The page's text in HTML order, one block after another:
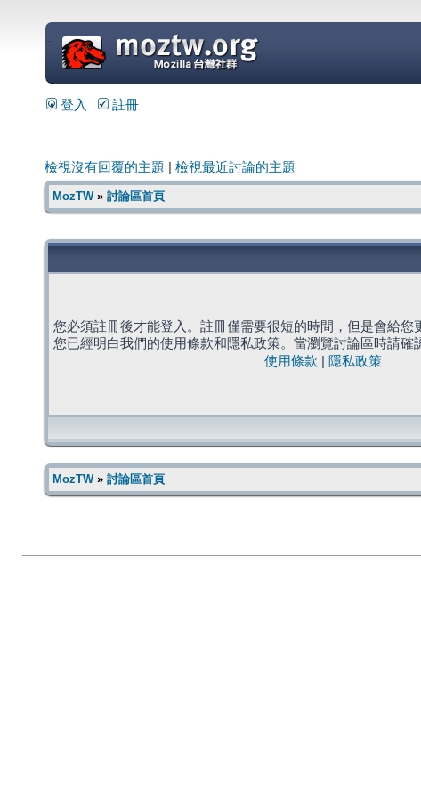
=
登入 註冊
檢視沒有回覆的主題 檢視最近討論的主題
MozTW» 討論區首頁
您必須註冊後才能登入。註冊僅需要很短的時間，但是會給您
您已經明白我們的使用條款和隱私政策。當瀏覽討論區時請確
使用條款
隱私政策
MozTW» 討論區首頁